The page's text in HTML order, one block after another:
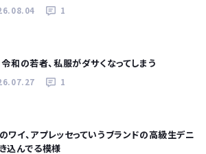
1
令和の若者、私服がダサくなってしまう
1
ワイ、アプレッセっていうブランドの高級生デニ
込んでる模様